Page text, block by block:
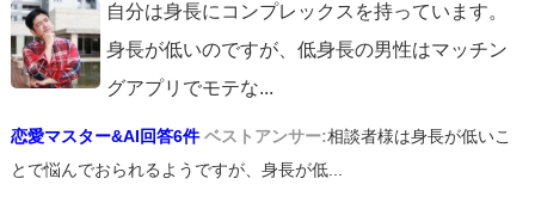
自分は身長にコンプレックスを持っています。
身長が低いのですが、低身長の男性はマッチン
グアプリでモテな...
恋愛マスター&AI回答6件 ベストアンサー:相談者様は身長が低いこ
とで悩んでおられるようですが、身長が低...